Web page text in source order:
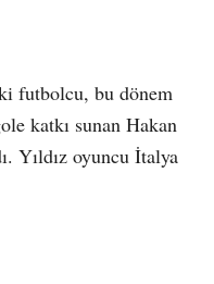
futbolcu, bu dönem
katkı sunan Hakan
Yıldız oyuncu İtalya